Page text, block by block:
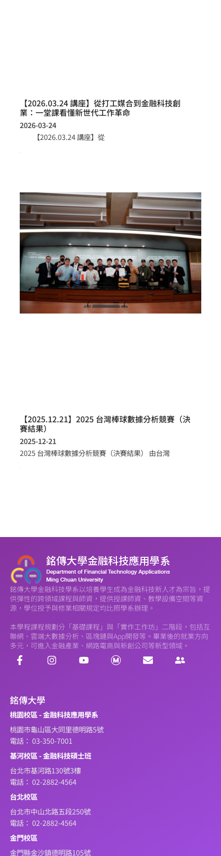
【2026.03.24 講座】從打工媒合到金融科技創
業：一堂課看懂新世代工作革命
2026-03-24
【2026.03.24 講座】從
【2025.12.21】2025 台灣棒球數據分析競賽（決
賽結果）
2025-12-21
2025 台灣棒球數據分析競賽（決賽結果） 由台灣
銘傳大學金融科技學系以培養學生成為金融科技新人才為宗旨，提
供彈性的跨領域課程與師資，提供授課師資、教學設備空間等資
源，學位授予與修業相關規定均比照學系辦理。
本學程課程規劃分「基礎課程」與「實作工作坊」二階段，包括互
聯網、雲端大數據分析、區塊鏈與App開發等。畢業後的就業方向
多元，可進入金融產業、網路電商與新創公司等新型領域。
銘傳大學
桃園校區 - 金融科技應用學系
桃園市龜山區大同里德明路5號
電話： 03-350-7001
基河校區 - 金融科技碩士班
台北市基河路130號3樓
電話： 02-2882-4564
台北校區
台北市中山北路五段250號
電話： 02-2882-4564
金門校區
金門縣金沙鎮德明路105號